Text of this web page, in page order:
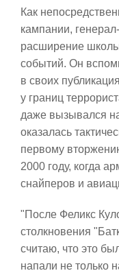
Как
кампании,
расширение
событий. Он
в своих
у границ
даже вызывался
оказалась
первому
2000 году, когда
снайперов и
"После Феликс
столкновения
считаю, что это
напали не только